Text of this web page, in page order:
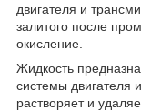
двигателя и
залитого после
окисление.
Жидкость
системы двигателя
растворяет и